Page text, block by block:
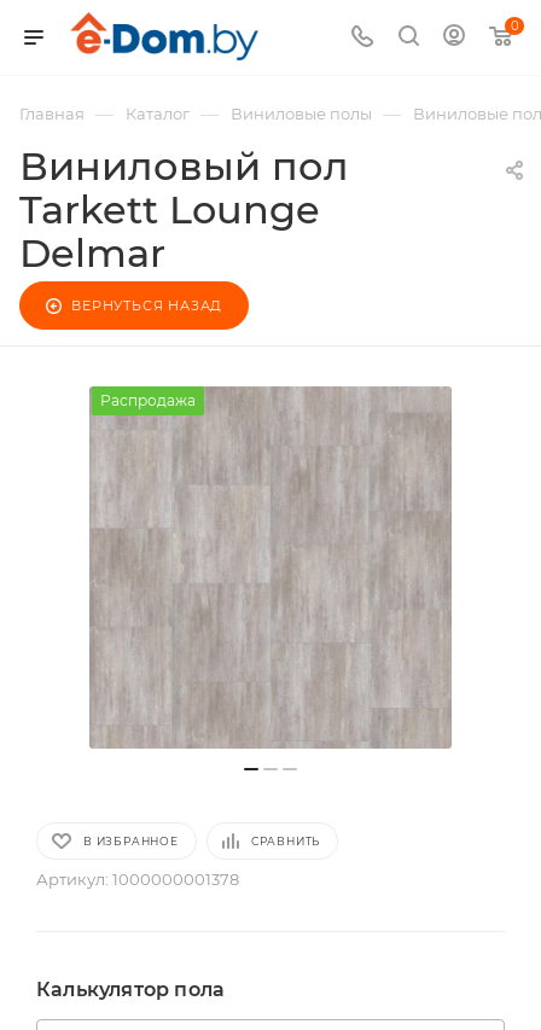
0
Главная — Каталог — Виниловые полы — Виниловые
Виниловый пол
Tarkett Lounge
Delmar
ВЕРНУТЬСЯ НАЗАД
Распродажа
В ИЗБРАННОЕ СРАВНИТЬ
Артикул: 1000000001378
Калькулятор пола